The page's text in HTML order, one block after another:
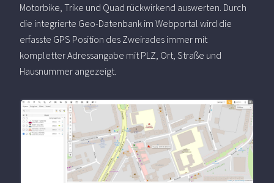
Motorbike, Trike und Quad rückwirkend auswerten. Durch
die integrierte Geo-Datenbank im Webportal wird die
erfasste GPS Position des Zweirades immer mit
kompletter Adressangabe mit PLZ, Ort, Straße und
Hausnummer angezeigt.